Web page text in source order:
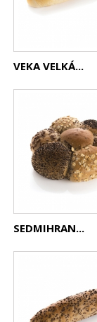
VEKA VELKÁ...
SEDMIHRAN...